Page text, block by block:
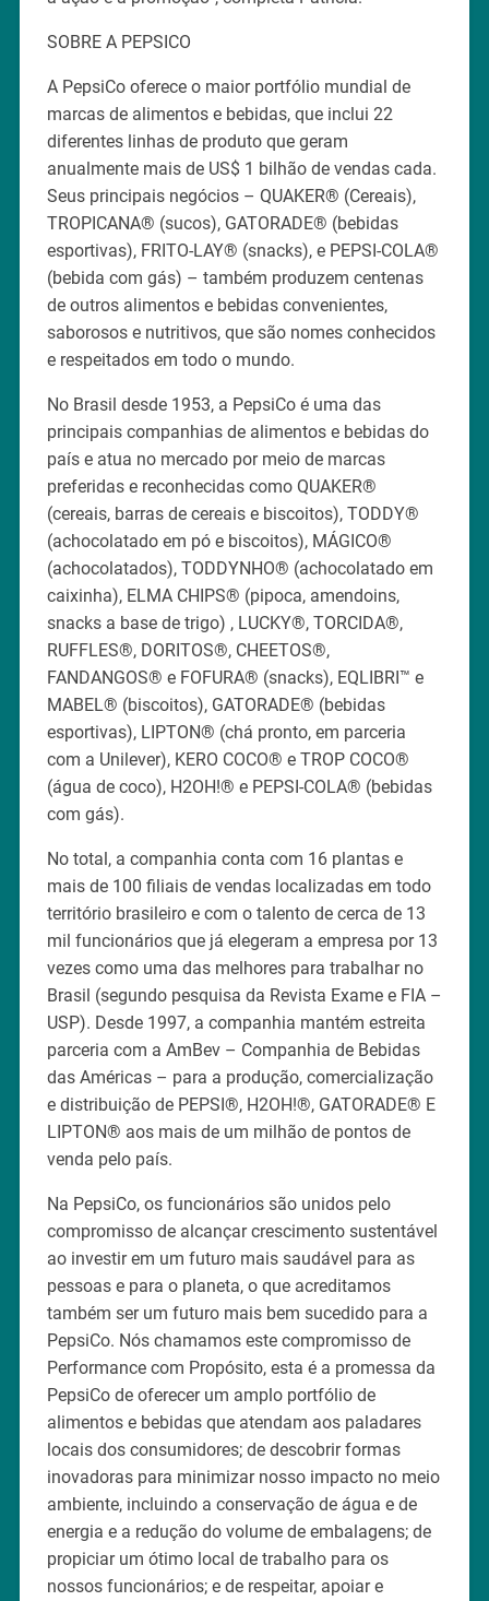
SOBRE A PEPSICO
A PepsiCo oferece o maior portfólio mundial de
marcas de alimentos e bebidas, que inclui 22
diferentes linhas de produto que geram
anualmente mais de US$ 1 bilhão de vendas cada.
Seus principais negócios – QUAKER® (Cereais),
TROPICANA® (sucos), GATORADE® (bebidas
esportivas), FRITO-LAY® (snacks), e PEPSI-COLA®
(bebida com gás) – também produzem centenas
de outros alimentos e bebidas convenientes,
saborosos e nutritivos, que são nomes conhecidos
e respeitados em todo o mundo.
No Brasil desde 1953, a PepsiCo é uma das
principais companhias de alimentos e bebidas do
país e atua no mercado por meio de marcas
preferidas e reconhecidas como QUAKER®
(cereais, barras de cereais e biscoitos), TODDY®
(achocolatado em pó e biscoitos), MÁGICO®
(achocolatados), TODDYNHO® (achocolatado em
caixinha), ELMA CHIPS® (pipoca, amendoins,
snacks a base de trigo) , LUCKY®, TORCIDA®,
RUFFLES®, DORITOS®, CHEETOS®,
FANDANGOS® e FOFURA® (snacks), EQLIBRI™ e
MABEL® (biscoitos), GATORADE® (bebidas
esportivas), LIPTON® (chá pronto, em parceria
com a Unilever), KERO COCO® e TROP COCO®
(água de coco), H2OH!® e PEPSI-COLA® (bebidas
com gás).
No total, a companhia conta com 16 plantas e
mais de 100 filiais de vendas localizadas em todo
território brasileiro e com o talento de cerca de 13
mil funcionários que já elegeram a empresa por 13
vezes como uma das melhores para trabalhar no
Brasil (segundo pesquisa da Revista Exame e FIA –
USP). Desde 1997, a companhia mantém estreita
parceria com a AmBev – Companhia de Bebidas
das Américas – para a produção, comercialização
e distribuição de PEPSI®, H2OH!®, GATORADE® E
LIPTON® aos mais de um milhão de pontos de
venda pelo país.
Na PepsiCo, os funcionários são unidos pelo
compromisso de alcançar crescimento sustentável
ao investir em um futuro mais saudável para as
pessoas e para o planeta, o que acreditamos
também ser um futuro mais bem sucedido para a
PepsiCo. Nós chamamos este compromisso de
Performance com Propósito, esta é a promessa da
PepsiCo de oferecer um amplo portfólio de
alimentos e bebidas que atendam aos paladares
locais dos consumidores; de descobrir formas
inovadoras para minimizar nosso impacto no meio
ambiente, incluindo a conservação de água e de
energia e a redução do volume de embalagens; de
propiciar um ótimo local de trabalho para os
nossos funcionários; e de respeitar, apoiar e